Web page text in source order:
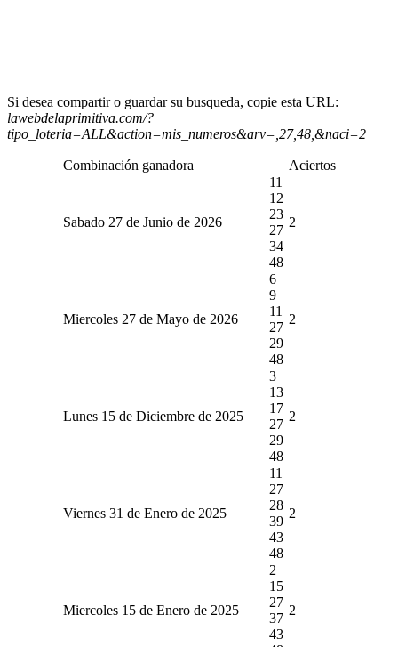
Si desea compartir o guardar su busqueda, copie esta URL:
lawebdelaprimitiva.com/?
tipo_loteria=ALL&action=mis_numeros&arv=,27,48,&naci=2
Combinación ganadora Aciertos
Sabado 27 de Junio de 2026
11
12
23
27
34
48
2
Miercoles 27 de Mayo de 2026
6
9
11
27
29
48
2
Lunes 15 de Diciembre de 2025
3
13
17
27
29
48
2
Viernes 31 de Enero de 2025
11
27
28
39
43
48
2
Miercoles 15 de Enero de 2025
2
15
27
37
43
2